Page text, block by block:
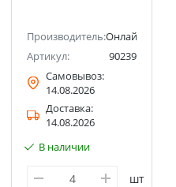
Производитель:Онлайт
Артикул:
90239
Самовывоз:
14.08.2026
Доставка:
14.08.2026
В наличии
шт